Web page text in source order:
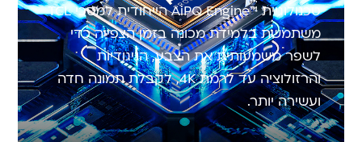
טכנולוגיית ™AiPQ Engine הייחודית למסכי TCL
משתמשת בלמידת מכונה בזמן הצפייה כדי
לשפר משמעותית את הצבע, הניגודיות
והרזולוציה עד לרמת 4K, לקבלת תמונה חדה
ועשירה יותר.